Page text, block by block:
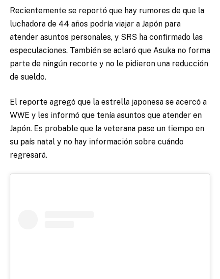
Recientemente se reportó que hay rumores de que la
luchadora de 44 años podría viajar a Japón para
atender asuntos personales, y SRS ha confirmado las
especulaciones. También se aclaró que Asuka no forma
parte de ningún recorte y no le pidieron una reducción
de sueldo.
El reporte agregó que la estrella japonesa se acercó a
WWE y les informó que tenía asuntos que atender en
Japón. Es probable que la veterana pase un tiempo en
su país natal y no hay información sobre cuándo
regresará.